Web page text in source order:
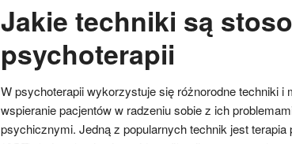
Jakie techniki są
psychoterapii
W psychoterapii wykorzystuje się różnorodne techniki i
wspieranie pacjentów w radzeniu sobie z ich
psychicznymi. Jedną z popularnych technik jest terapia